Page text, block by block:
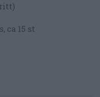
ca 15 st